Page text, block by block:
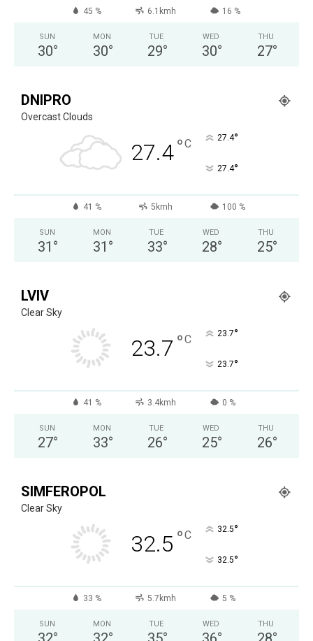
45 % 6.1kmh 16 %
SUN
30°
MON
30°
TUE
29°
WED
30°
THU
27°
DNIPRO
Overcast Clouds
27.4°C 27.4°
27.4°
41 % 5kmh 100 %
SUN
31 °
MON
31 °
TUE
33°
WED
28°
THU
25°
LVIV
Clear Sky
23.7 °C 23.7°
23.7°
41 % 3.4kmh 0 %
SUN
27°
MON
33°
TUE
26°
WED
25°
THU
26°
SIMFEROPOL
Clear Sky
32.5 °C 32.5°
32.5°
33 % 5.7kmh 5 %
SUN MON TUE WED THU